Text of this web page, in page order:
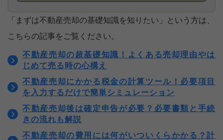
「まずは不動産売却の基礎知識を知りたい」という方は、
こちらの記事をご覧ください。
不動産売却の超基礎知識！よくある売却理由やは
じめて売る時の心構え
不動産売却にかかる税金の計算ツール！必要項目
を入力するだけで簡単シミュレーション
不動産売却後は確定申告が必要？必要書類と手続
きの流れも解説
不動産売却の費用には何がいついくらかかる？計